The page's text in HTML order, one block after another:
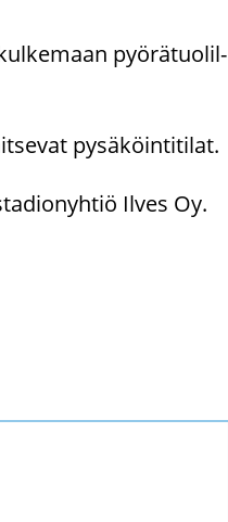
pyö­rä­tuo­lil­
py­sä­köin­ti­ti­lat.
Ilves Oy.